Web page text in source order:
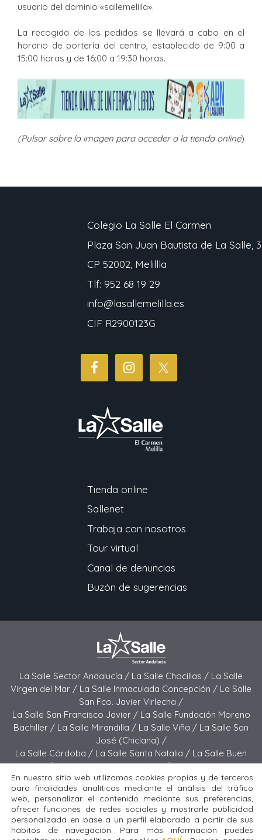
usuario del dominio «sallemelilla».
La recogida de los pedidos se llevará a cabo en el
horario de portería del centro, establecido de 9:00 a
15:00 horas y de 16:00 a 19:30 horas.
(Pulsar sobre la imagen para acceder a la tienda online)
Colegio La Salle El Carmen
Plaza San Juan Bautista de La Salle, 3
CP 52002, Melillla
Tlf: 952 68 19 29
info@lasallemelilla.es
CIF R2900123G
Tienda online
Sallenet
Trabaja con nosotros
Tour virtual
Canal de denuncias
Buzón de sugerencias
La Salle Sector Andalucía / La Salle Chocillas / La Salle
Virgen del Mar / La Salle Inmaculada Concepción / La Salle
San Fco. Javier Virlecha /
La Salle San Francisco Javier / La Salle Fundación Moreno
Bachiller / La Salle Mirandilla / La Salle Viña / La Salle San
José (Chiclana) /
La Salle Córdoba / La Salle Santa Natalia / La Salle Buen
Pastor /La Salle Sagrado Corazón /La Salle San José
(Jerez) / La Salle El Carmen (Melilla) /
La Salle Buen Consejo /La Salle El Carmen (San Fernando) /
La Salle San Francisco /La Salle Felipe Benito /La Salle La
Purísima
En nuestro sitio web utilizamos cookies propias y de terceros
para finalidades analíticas mediante el análisis del tráfico
web, personalizar el contenido mediante sus preferencias,
ofrecer funciones de redes sociales y mostrarle publicidad
personalizada en base a un perfil elaborado a partir de sus
hábitos de navegación. Para más información puedes